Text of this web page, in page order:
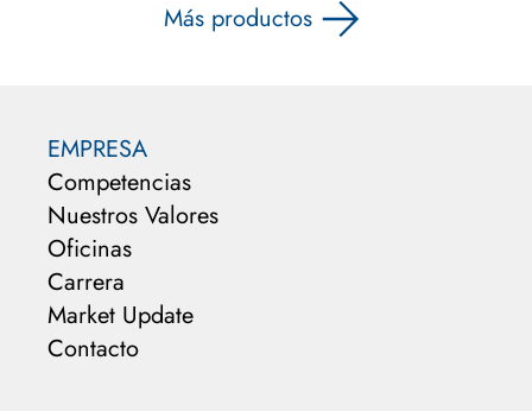
Más productos
EMPRESA
Competencias
Nuestros Valores
Oficinas
Carrera
Market Update
Contacto